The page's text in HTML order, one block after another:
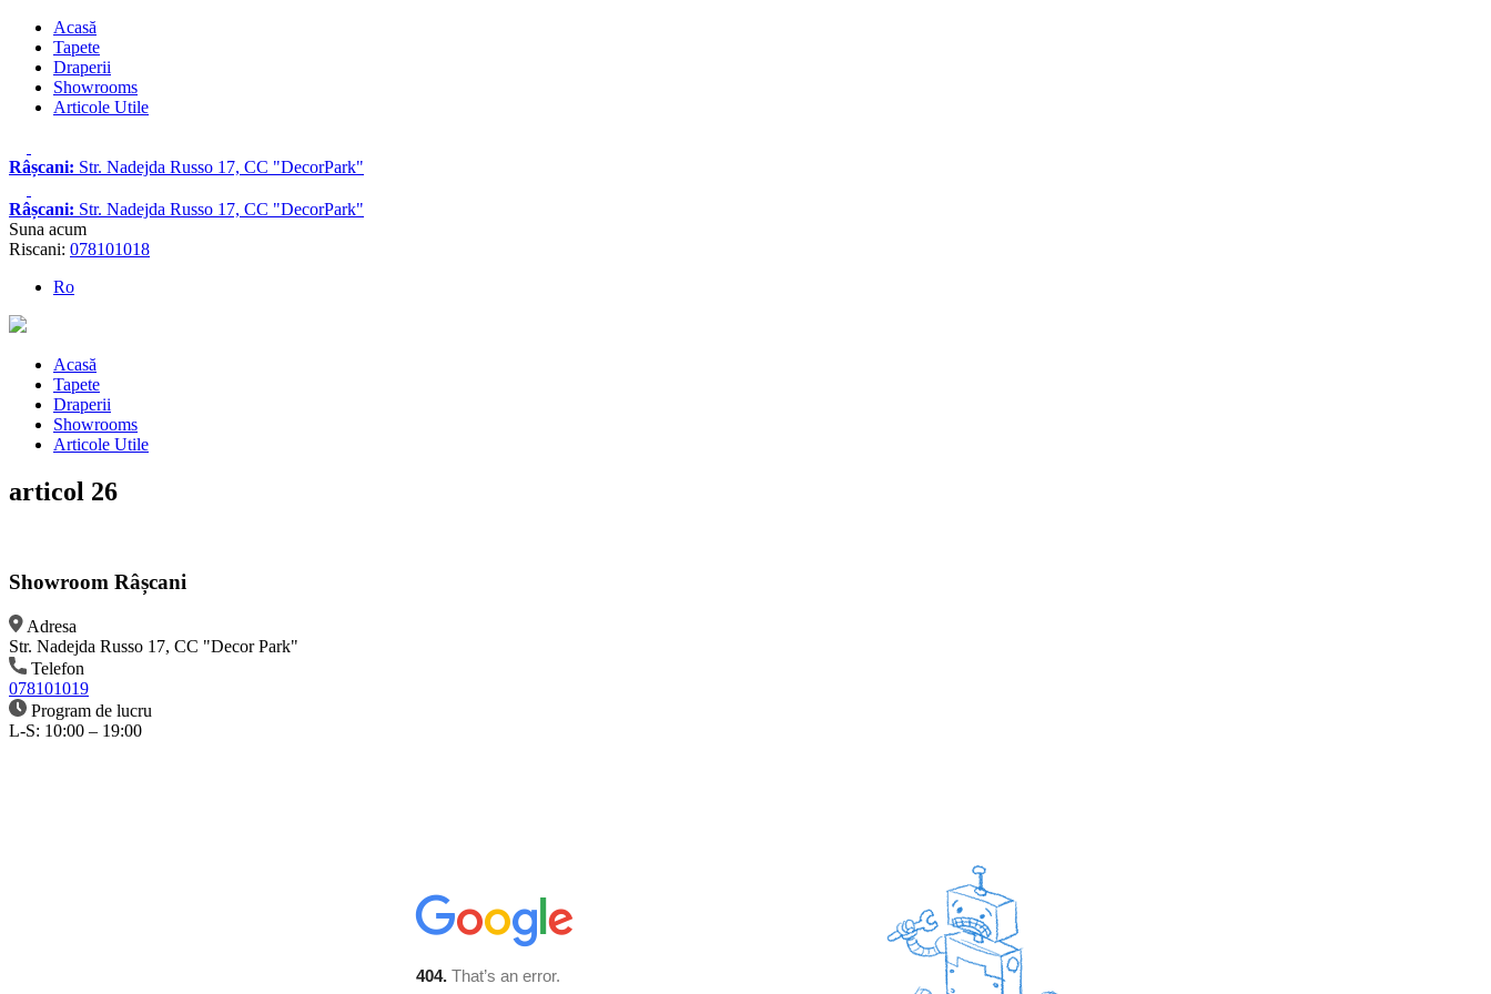
Acasă
Tapete
Draperii
Showrooms
Articole Utile
Râșcani: Str. Nadejda Russo 17, CC "DecorPark"
Râșcani: Str. Nadejda Russo 17, CC "DecorPark"
Suna acum
Riscani: 078101018
Ro
Acasă
Tapete
Draperii
Showrooms
Articole Utile
articol 26
Showroom Râșcani
Adresa
Str. Nadejda Russo 17, CC "Decor Park"
Telefon
078101019
Program de lucru
L-S: 10:00 – 19:00